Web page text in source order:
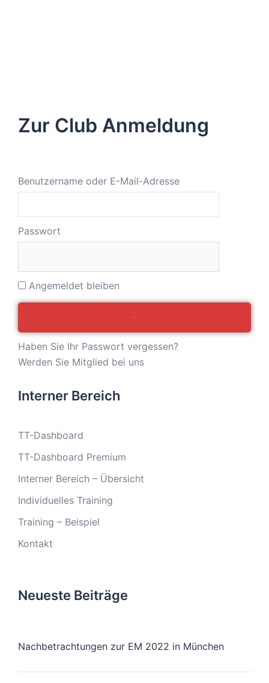
Zur Club Anmeldung
Benutzername oder E-Mail-Adresse
Passwort
Angemeldet bleiben
Haben Sie Ihr Passwort vergessen?
Werden Sie Mitglied bei uns
Interner Bereich
TT-Dashboard
TT-Dashboard Premium
Interner Bereich – Übersicht
Individuelles Training
Training – Beispiel
Kontakt
Neueste Beiträge
Nachbetrachtungen zur EM 2022 in München